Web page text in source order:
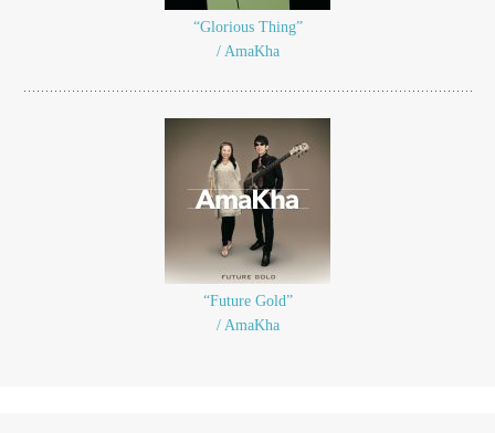
“Glorious Thing”
/ AmaKha
“Future Gold”
/ AmaKha